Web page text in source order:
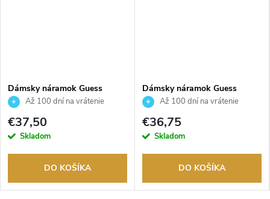
Dámsky náramok Guess
JUBB05057JWYGS
Až 100 dní na vrátenie
tovaru. Autorizovaný predajca.
€37,50
Skladom
DO KOŠÍKA
Dámsky náramok Guess
JUBB03120JWYGWHS
Až 100 dní na vrátenie
tovaru. Autorizovaný predajca.
€36,75
Skladom
DO KOŠÍKA